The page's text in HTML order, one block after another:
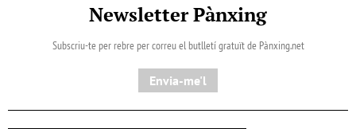
Newsletter Pànxing
Subscriu-te per rebre per correu el butlletí gratuït de Pànxing.net​
Envia-me'l